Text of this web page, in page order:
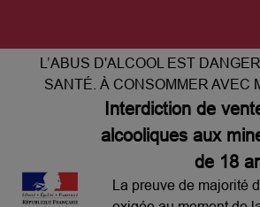
L’ABUS D'ALCOOL EST
SANTÉ. À CONSOMMER AVEC
Interdiction de
alcooliques aux
de 18
La preuve de majorité